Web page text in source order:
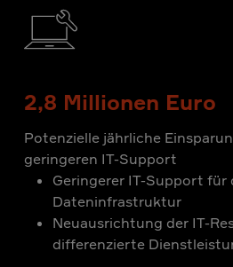
2,8 Millionen Euro
Potenzielle jährliche
geringeren IT-Support
Geringerer IT-Support für
Dateninfrastruktur
Neuausrichtung der IT-
differenzierte